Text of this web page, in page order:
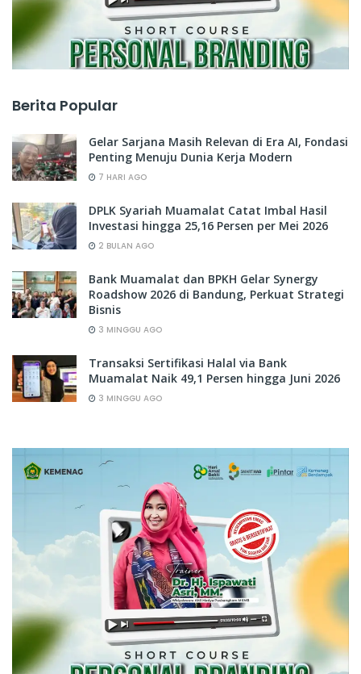
Berita Popular
Gelar Sarjana Masih Relevan di Era AI, Fondasi
Penting Menuju Dunia Kerja Modern
7 HARI AGO
DPLK Syariah Muamalat Catat Imbal Hasil
Investasi hingga 25,16 Persen per Mei 2026
2 BULAN AGO
Bank Muamalat dan BPKH Gelar Synergy
Roadshow 2026 di Bandung, Perkuat Strategi
Bisnis
3 MINGGU AGO
Transaksi Sertifikasi Halal via Bank
Muamalat Naik 49,1 Persen hingga Juni 2026
3 MINGGU AGO